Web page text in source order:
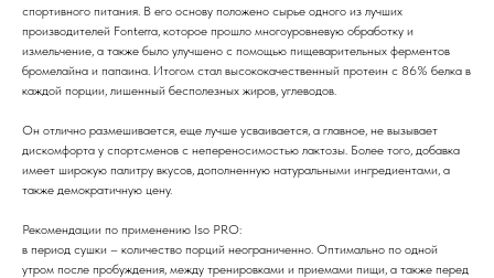
спортивного питания. В его основу положено сырье одного из лучших
производителей Fonterra, которое прошло многоуровневую обработку и
измельчение, а также было улучшено с помощью пищеварительных ферментов
бромелайна и папаина. Итогом стал высококачественный протеин с 86% белка в
каждой порции, лишенный бесполезных жиров, углеводов.
Он отлично размешивается, еще лучше усваивается, а главное, не вызывает
дискомфорта у спортсменов с непереносимостью лактозы. Более того, добавка
имеет широкую палитру вкусов, дополненную натуральными ингредиентами, а
также демократичную цену.
Рекомендации по применению Iso PRO:
в период сушки – количество порций неограниченно. Оптимально по одной
утром после пробуждения, между тренировками и приемами пищи, а также перед